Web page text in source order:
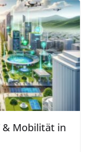
& Mobilität in